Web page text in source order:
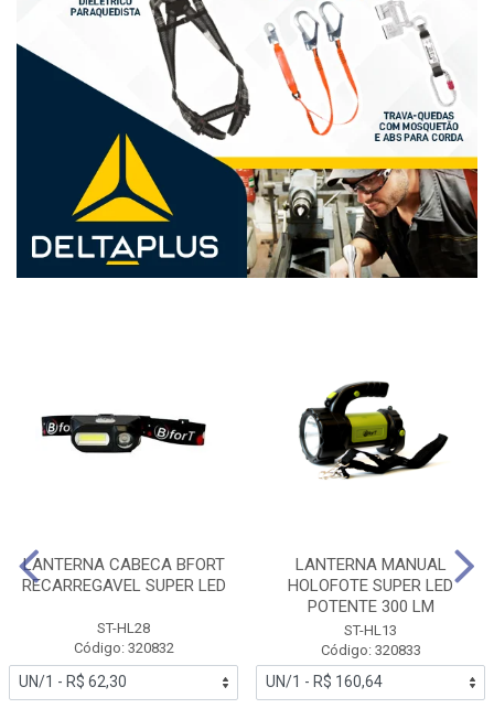
LANTERNA CABECA BFORT
RECARREGAVEL SUPER LED
ST-HL28
Código: 320832
LANTERNA MANUAL
HOLOFOTE SUPER LED
POTENTE 300 LM
ST-HL13
Código: 320833